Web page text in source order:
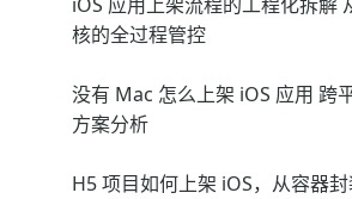
核的全过程管控
没有 Mac 怎么上架 iOS 应用 跨
方案分析
H5 项目如何上架 iOS，从容器